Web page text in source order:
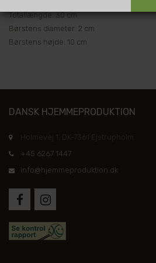
Totallængde: 30 cm
Børstens diameter: 2 cm
Børstens højde: 10 cm
DANSK HJEMMEPRODUKTION
Holmevej 1, DK-7361 Ejstrupholm
+45 6267 1447
info@hjemmeproduktion.dk